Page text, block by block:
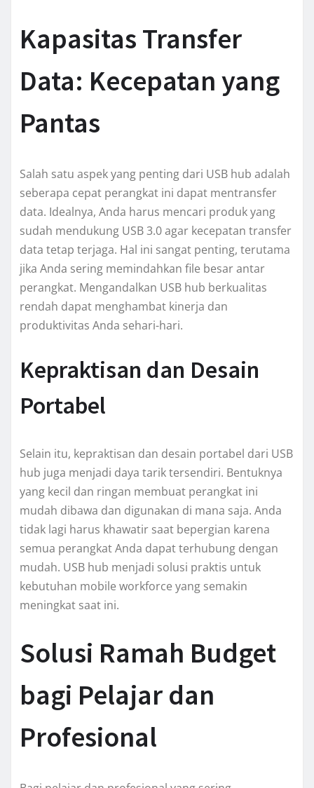
Kapasitas Transfer
Data: Kecepatan yang
Pantas
Salah satu aspek yang penting dari USB hub adalah
seberapa cepat perangkat ini dapat mentransfer
data. Idealnya, Anda harus mencari produk yang
sudah mendukung USB 3.0 agar kecepatan transfer
data tetap terjaga. Hal ini sangat penting, terutama
jika Anda sering memindahkan file besar antar
perangkat. Mengandalkan USB hub berkualitas
rendah dapat menghambat kinerja dan
produktivitas Anda sehari-hari.
Kepraktisan dan Desain
Portabel
Selain itu, kepraktisan dan desain portabel dari USB
hub juga menjadi daya tarik tersendiri. Bentuknya
yang kecil dan ringan membuat perangkat ini
mudah dibawa dan digunakan di mana saja. Anda
tidak lagi harus khawatir saat bepergian karena
semua perangkat Anda dapat terhubung dengan
mudah. USB hub menjadi solusi praktis untuk
kebutuhan mobile workforce yang semakin
meningkat saat ini.
Solusi Ramah Budget
bagi Pelajar dan
Profesional